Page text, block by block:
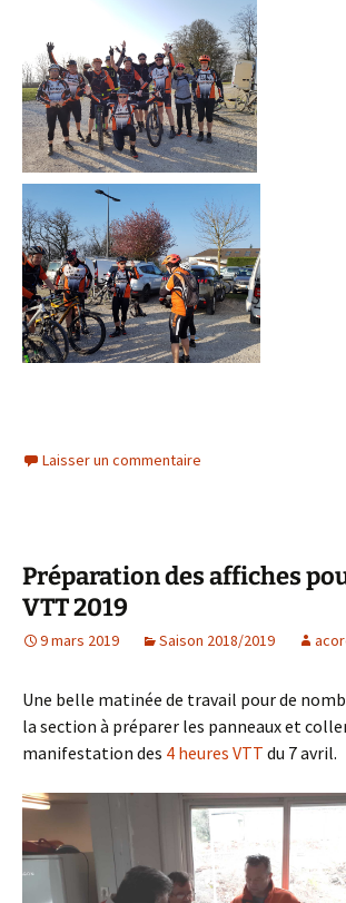
Laisser un commentaire
Préparation des affiches
VTT 2019
9 mars 2019 Saison 2018/2019
Une belle matinée de travail pour de
la section à préparer les panneaux et
manifestation des 4 heures VTT du 7 avril.